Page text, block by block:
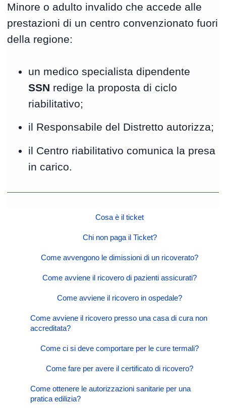
Minore o adulto invalido che accede alle
prestazioni di un centro convenzionato fuori
della regione:
un medico specialista dipendente
SSN redige la proposta di ciclo
riabilitativo;
il Responsabile del Distretto autorizza;
il Centro riabilitativo comunica la presa
in carico.
Cosa è il ticket
Chi non paga il Ticket?
Come avvengono le dimissioni di un ricoverato?
Come avviene il ricovero di pazienti assicurati?
Come avviene il ricovero in ospedale?
Come avviene il ricovero presso una casa di cura non
accreditata?
Come ci si deve comportare per le cure termali?
Come fare per avere il certificato di ricovero?
Come ottenere le autorizzazioni sanitarie per una
pratica edilizia?